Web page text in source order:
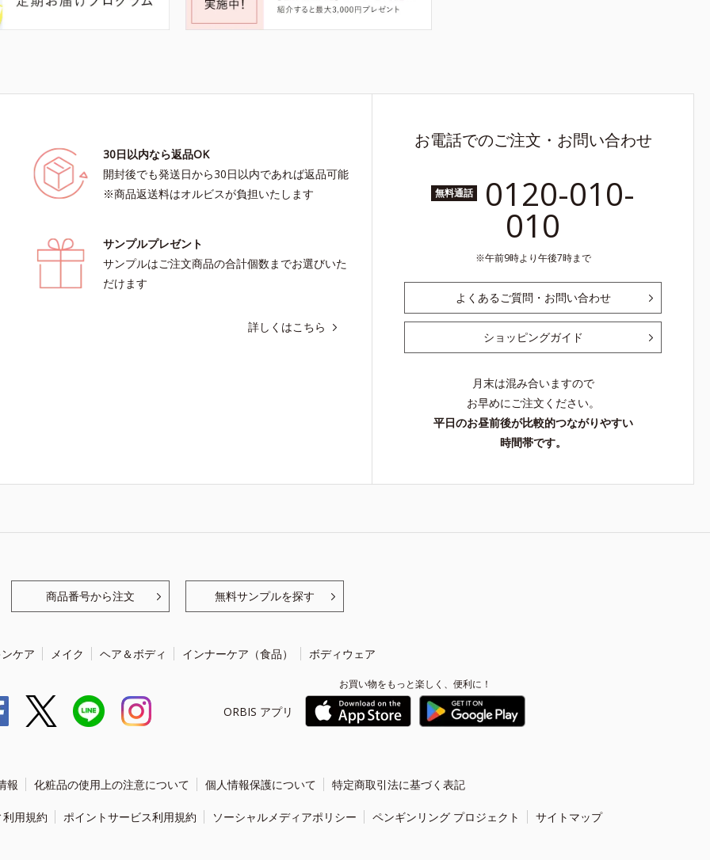
30日以内なら返品OK
開封後でも発送日から30日以内であれば返品可能
※商品返送料はオルビスが負担いたします
サンプルプレゼント
サンプルはご注文商品の合計個数までお選びいた
だけます
詳しくはこちら
お電話でのご注文・お問い合わせ
無料通話 0120-010-
010
午前9時より午後7時まで
よくあるご質問・お問い合わせ
ショッピングガイド
月末は混み合いますので
お早めにご注文ください。
平日のお昼前後が比較的つながりやすい
時間帯です。
商品番号から注文 無料サンプルを探す
ケア メイク ヘア＆ボディ インナーケア（食品） ボディウェア
ORBIS アプリ
お買い物をもっと楽しく、便利に！
報 化粧品の使用上の注意について 個人情報保護について 特定商取引法に基づく表記
用規約 ポイントサービス利用規約 ソーシャルメディアポリシー ペンギンリング プロジェクト サイトマップ